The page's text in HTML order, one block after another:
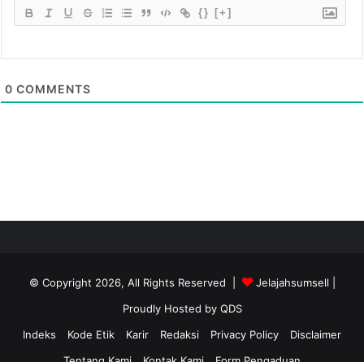
{} [+]
0 COMMENTS
© Copyright 2026, All Rights Reserved | Jelajahsumsell
Proudly Hosted by QDS
Indeks
Kode Etik Karir Redaksi Privacy Policy
Disclaimer